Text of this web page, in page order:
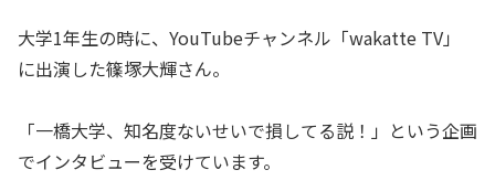
大学1年生の時に、YouTubeチャンネル「wakatte TV」
に出演した篠塚大輝さん。
「一橋大学、知名度ないせいで損してる説！」という企画
でインタビューを受けています。